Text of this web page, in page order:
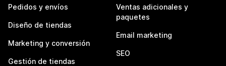
Pedidos y envíos
Diseño de tiendas
Marketing y conversión
Gestión de tiendas
Ventas adicionales y
paquetes
Email marketing
SEO